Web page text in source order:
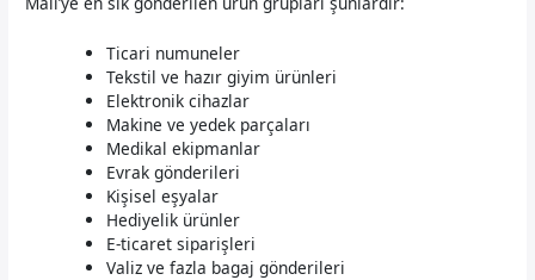
Ticari numuneler
Tekstil ve hazır giyim ürünleri
Elektronik cihazlar
Makine ve yedek parçaları
Medikal ekipmanlar
Evrak gönderileri
Kişisel eşyalar
Hediyelik ürünler
E-ticaret siparişleri
Valiz ve fazla bagaj gönderileri